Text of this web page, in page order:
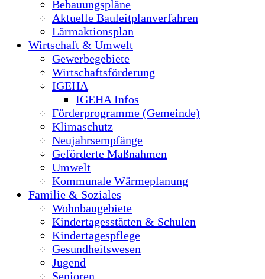
Bebauungspläne
Aktuelle Bauleitplanverfahren
Lärmaktionsplan
Wirtschaft & Umwelt
Gewerbegebiete
Wirtschaftsförderung
IGEHA
IGEHA Infos
Förderprogramme (Gemeinde)
Klimaschutz
Neujahrsempfänge
Geförderte Maßnahmen
Umwelt
Kommunale Wärmeplanung
Familie & Soziales
Wohnbaugebiete
Kindertagesstätten & Schulen
Kindertagespflege
Gesundheitswesen
Jugend
Senioren